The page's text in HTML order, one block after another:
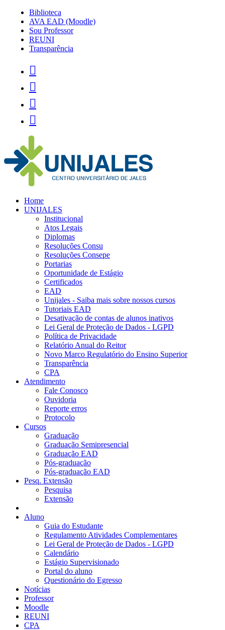
Biblioteca
AVA EAD (Moodle)
Sou Professor
REUNI
Transparência




Home
UNIJALES
Institucional
Atos Legais
Diplomas
Resoluções Consu
Resoluções Consepe
Portarias
Oportunidade de Estágio
Certificados
EAD
Unijales - Saiba mais sobre nossos cursos
Tutoriais EAD
Desativação de contas de alunos inativos
Lei Geral de Proteção de Dados - LGPD
Política de Privacidade
Relatório Anual do Reitor
Novo Marco Regulatório do Ensino Superior
Transparência
CPA
Atendimento
Fale Conosco
Ouvidoria
Reporte erros
Protocolo
Cursos
Graduação
Graduação Semipresencial
Graduação EAD
Pós-graduação
Pós-graduação EAD
Pesq. Extensão
Pesquisa
Extensão
Aluno
Guia do Estudante
Regulamento Atividades Complementares
Lei Geral de Proteção de Dados - LGPD
Calendário
Estágio Supervisionado
Portal do aluno
Questionário do Egresso
Notícias
Professor
Moodle
REUNI
CPA